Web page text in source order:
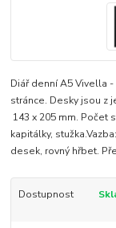
Diář denní A5 Vivella
stránce. Desky jsou z
143 x 205 mm. Počet
kapitálky,
desek, rovný hřbet.
Dostupnost